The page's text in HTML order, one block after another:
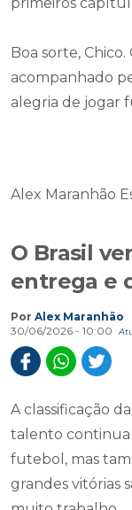
Boa sorte,
acompanhado
alegria de jogar
Alex Maranhão
O Brasil
entrega e
Por Alex Maranhão
30/06/2026 - 10:00
A classificação
talento continua
futebol, mas
grandes vitórias